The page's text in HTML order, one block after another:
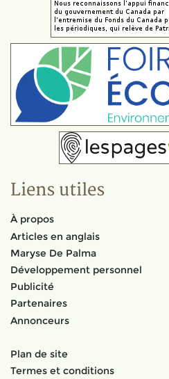
Liens utiles
À propos
Articles en anglais
Maryse De Palma
Développement personnel
Publicité
Partenaires
Annonceurs
Plan de site
Termes et conditions